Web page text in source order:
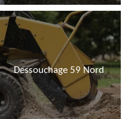
Dessouchage 59 Nord